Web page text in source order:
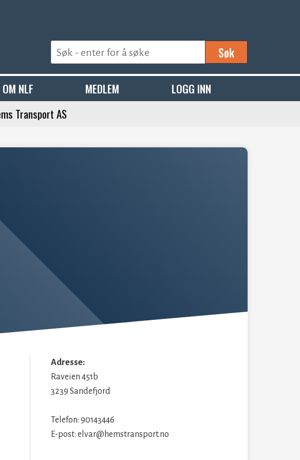
Søk
OM NLF MEDLEM
LOGG INN
Transport AS
Adresse:
Raveien 451b
3239 Sandefjord
Telefon: 90143446
E-post: elvar@hemstransport.no